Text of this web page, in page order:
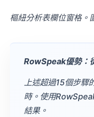
樞紐分析表欄位窗格。
RowSpeak優勢：
上述超過15個步驟
時。使用
結果。